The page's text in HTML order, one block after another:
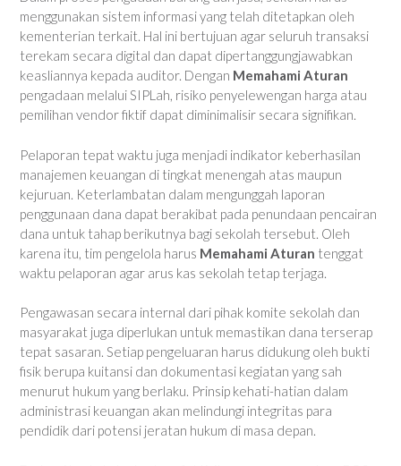
menggunakan sistem informasi yang telah ditetapkan oleh
kementerian terkait. Hal ini bertujuan agar seluruh transaksi
terekam secara digital dan dapat dipertanggungjawabkan
keasliannya kepada auditor. Dengan Memahami Aturan
pengadaan melalui SIPLah, risiko penyelewengan harga atau
pemilihan vendor fiktif dapat diminimalisir secara signifikan.
Pelaporan tepat waktu juga menjadi indikator keberhasilan
manajemen keuangan di tingkat menengah atas maupun
kejuruan. Keterlambatan dalam mengunggah laporan
penggunaan dana dapat berakibat pada penundaan pencairan
dana untuk tahap berikutnya bagi sekolah tersebut. Oleh
karena itu, tim pengelola harus Memahami Aturan tenggat
waktu pelaporan agar arus kas sekolah tetap terjaga.
Pengawasan secara internal dari pihak komite sekolah dan
masyarakat juga diperlukan untuk memastikan dana terserap
tepat sasaran. Setiap pengeluaran harus didukung oleh bukti
fisik berupa kuitansi dan dokumentasi kegiatan yang sah
menurut hukum yang berlaku. Prinsip kehati-hatian dalam
administrasi keuangan akan melindungi integritas para
pendidik dari potensi jeratan hukum di masa depan.